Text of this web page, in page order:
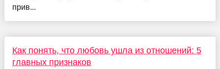
прив...
Как понять, что любовь ушла из отношений: 5
главных признаков